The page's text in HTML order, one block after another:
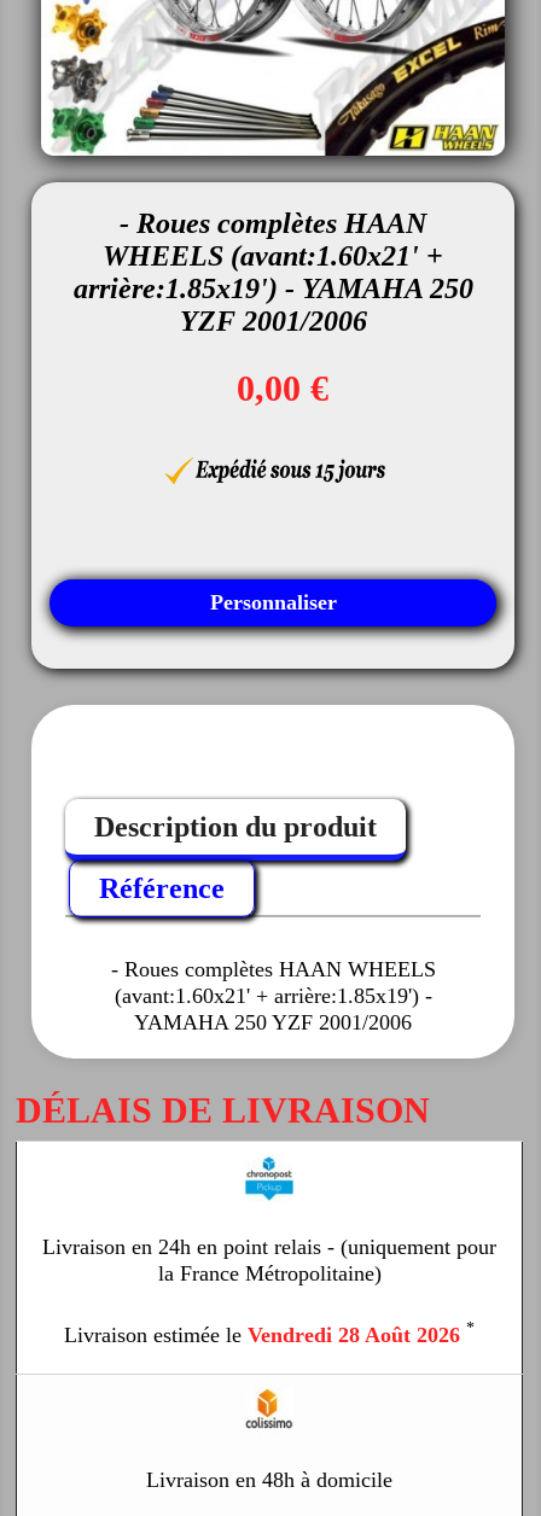
- Roues complètes HAAN
WHEELS (avant:1.60x21' +
arrière:1.85x19') - YAMAHA 250
YZF 2001/2006
0,00 €
Personnaliser
Description du produit
Référence
- Roues complètes HAAN WHEELS
(avant:1.60x21' + arrière:1.85x19') -
YAMAHA 250 YZF 2001/2006
DÉLAIS DE LIVRAISON
Livraison en 24h en point relais - (uniquement pour
la France Métropolitaine)
Livraison estimée le Vendredi 28 Août 2026 *
Livraison en 48h à domicile